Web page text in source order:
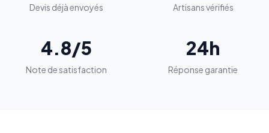
Devis déjà envoyés Artisans vérifiés
4.8/5
Note de satisfaction
24h
Réponse garantie